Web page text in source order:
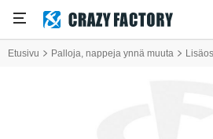
Etusivu Palloja, nappeja ynnä muuta